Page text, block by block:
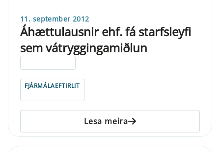
11. september 2012
Áhættulausnir ehf. fá starfsleyfi
sem vátryggingamiðlun
FJÁRMÁLAEFTIRLIT
Lesa meira